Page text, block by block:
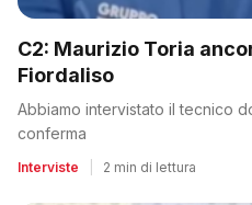
C2: Maurizio Toria
Fiordaliso
Abbiamo intervistato il tecnico
conferma
Interviste 2 min di lettura